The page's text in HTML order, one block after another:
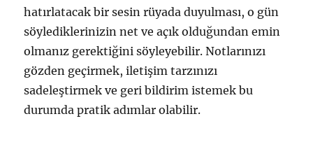
hatırlatacak bir sesin rüyada duyulması, o gün
söylediklerinizin net ve açık olduğundan emin
olmanız gerektiğini söyleyebilir. Notlarınızı
gözden geçirmek, iletişim tarzınızı
sadeleştirmek ve geri bildirim istemek bu
durumda pratik adımlar olabilir.